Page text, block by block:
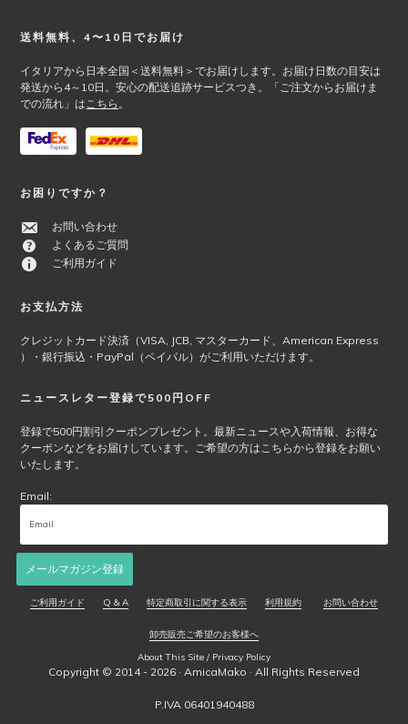
Footer
送料無料、4〜10日でお届け
イタリアから日本全国＜送料無料＞でお届けします。お届け日数の目安は
発送から4～10日。安心の配送追跡サービスつき。「ご注文からお届けま
での流れ」はこちら 。
お困りですか？
お問い合わせ
よくあるご質問
ご利用ガイド
お支払方法
クレジットカード決済（VISA, JCB, マスターカード、American Express
）・銀行振込・PayPal（ペイパル）がご利用いただけます。
ニュースレター登録で500円OFF
登録で500円割引クーポンプレゼント。最新ニュースや入荷情報、お得な
クーポンなどをお届けしています。ご希望の方はこちらから登録をお願い
いたします。
Email:
メールマガジン登録
ご利用ガイド Q & A 特定商取引に関する表示 利用規約 お問い合わせ
卸売販売ご希望のお客様へ
About This Site / Privacy Policy
Copyright © 2014 - 2026 · AmicaMako · All Rights Reserved
P.IVA 06401940488